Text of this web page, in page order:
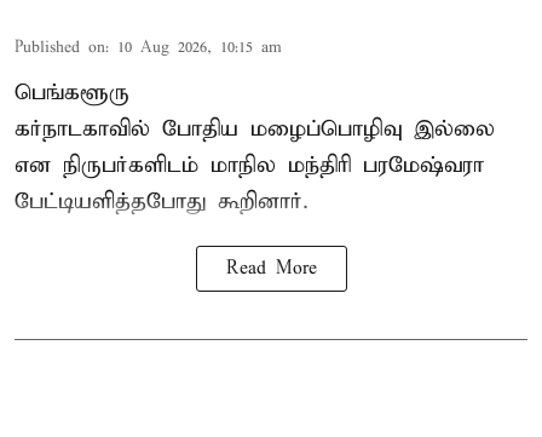
Published on: 10 Aug 2026, 10:15 am
பெங்களூரு
கர்நாடகாவில் போதிய மழைப்பொழிவு இல்லை
என நிருபர்களிடம் மாநில மந்திரி பரமேஷ்வரா
பேட்டியளித்தபோது கூறினார்.
Read More